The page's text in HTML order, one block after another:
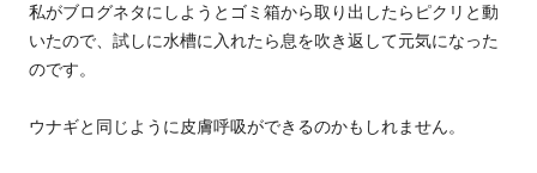
私がブログネタにしようとゴミ箱から取り出したらピクリと動
いたので、試しに水槽に入れたら息を吹き返して元気になった
のです。
ウナギと同じように皮膚呼吸ができるのかもしれません。